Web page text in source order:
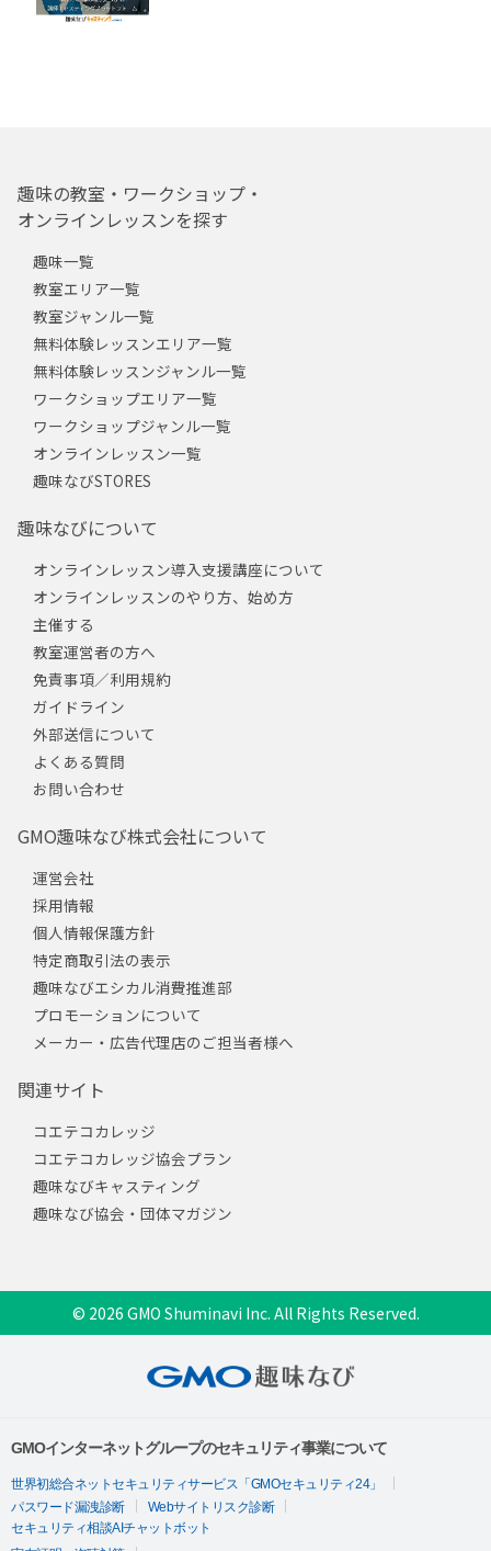
趣味の教室・ワークショップ・
オンラインレッスンを探す
趣味一覧
教室エリア一覧
教室ジャンル一覧
無料体験レッスンエリア一覧
無料体験レッスンジャンル一覧
ワークショップエリア一覧
ワークショップジャンル一覧
オンラインレッスン一覧
趣味なびSTORES
趣味なびについて
オンラインレッスン導入支援講座について
オンラインレッスンのやり方、始め方
主催する
教室運営者の方へ
免責事項／利用規約
ガイドライン
外部送信について
よくある質問
お問い合わせ
GMO趣味なび株式会社について
運営会社
採用情報
個人情報保護方針
特定商取引法の表示
趣味なびエシカル消費推進部
プロモーションについて
メーカー・広告代理店のご担当者様へ
関連サイト
コエテコカレッジ
コエテコカレッジ協会プラン
趣味なびキャスティング
趣味なび協会・団体マガジン
© 2026 GMO Shuminavi Inc. All Rights Reserved.